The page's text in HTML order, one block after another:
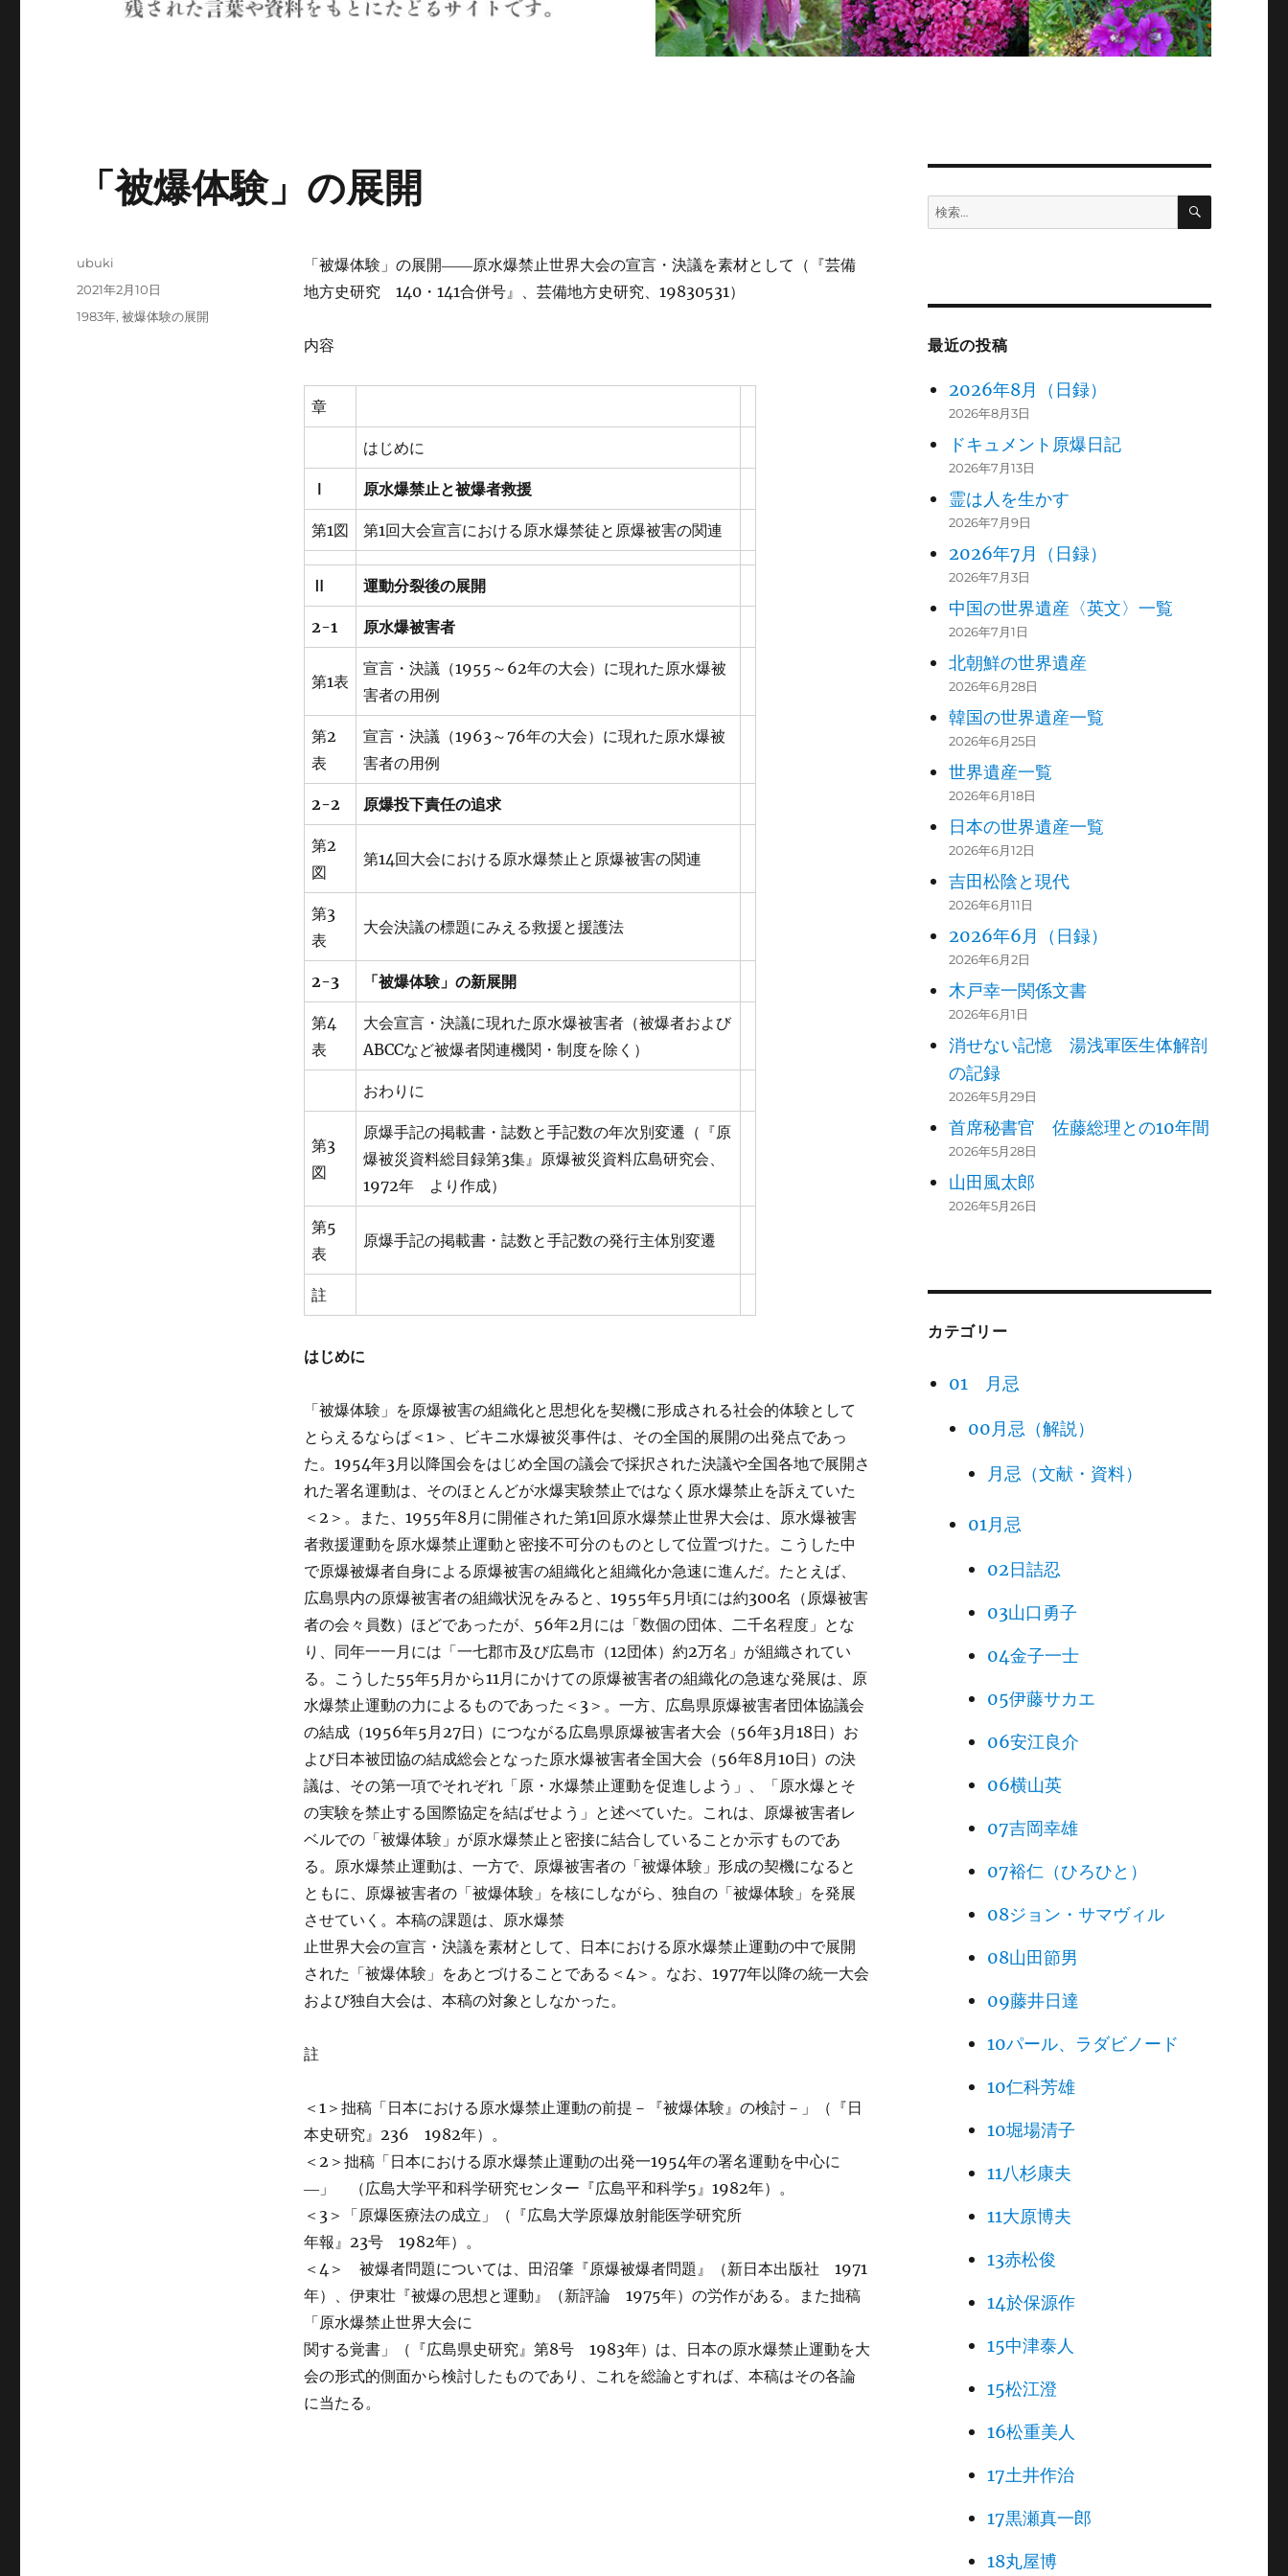
「被爆体験」の展開
「被爆体験」の展開――原水爆禁止世界大会の宣言・決議を素材として（『芸備
地方史研究 140・141合併号』、芸備地方史研究、19830531）
内容
章
はじめに
Ⅰ 原水爆禁止と被爆者救援
第1図 第1回大会宣言における原水爆禁徒と原爆被害の関連
Ⅱ 運動分裂後の展開
2-1 原水爆被害者
第1表
宣言・決議（1955～62年の大会）に現れた原水爆被
害者の用例
第2
表
宣言・決議（1963～76年の大会）に現れた原水爆被
害者の用例
2-2 原爆投下責任の追求
第2
図
第14回大会における原水爆禁止と原爆被害の関連
第3
表
大会決議の標題にみえる救援と援護法
2-3 「被爆体験」の新展開
第4
表
大会宣言・決議に現れた原水爆被害者（被爆者および
ABCCなど被爆者関連機関・制度を除く）
おわりに
第3
図
原爆手記の掲載書・誌数と手記数の年次別変遷（『原
爆被災資料総目録第3集』原爆被災資料広島研究会、
1972年 より作成）
第5
表
原爆手記の掲載書・誌数と手記数の発行主体別変遷
註
はじめに
「被爆体験」を原爆被害の組織化と思想化を契機に形成される社会的体験として
とらえるならば＜1＞、ビキニ水爆被災事件は、その全国的展開の出発点であっ
た。1954年3月以降国会をはじめ全国の議会で採択された決議や全国各地で展開さ
れた署名運動は、そのほとんどが水爆実験禁止ではなく原水爆禁止を訴えていた
＜2＞。また、1955年8月に開催された第1回原水爆禁止世界大会は、原水爆被害
者救援運動を原水爆禁止運動と密接不可分のものとして位置づけた。こうした中
で原爆被爆者自身による原爆被害の組織化と組織化か急速に進んだ。たとえば、
広島県内の原爆被害者の組織状況をみると、1955年5月頃には約300名（原爆被害
者の会々員数）ほどであったが、56年2月には「数個の団体、二千名程度」とな
り、同年一一月には「一七郡市及び広島市（12団体）約2万名」が組織されてい
る。こうした55年5月から11月にかけての原爆被害者の組織化の急速な発展は、原
水爆禁止運動の力によるものであった＜3＞。一方、広島県原爆被害者団体協議会
の結成（1956年5月27日）につながる広島県原爆被害者大会（56年3月18日）お
よび日本被団協の結成総会となった原水爆被害者全国大会（56年8月10日）の決
議は、その第一項でそれぞれ「原・水爆禁止運動を促進しよう」、「原水爆とそ
の実験を禁止する国際協定を結ばせよう」と述べていた。これは、原爆被害者レ
ベルでの「被爆体験」が原水爆禁止と密接に結合していることか示すものであ
る。原水爆禁止運動は、一方で、原爆被害者の「被爆体験」形成の契機になると
ともに、原爆被害者の「被爆体験」を核にしながら、独自の「被爆体験」を発展
させていく。本稿の課題は、原水爆禁
止世界大会の宣言・決議を素材として、日本における原水爆禁止運動の中で展開
された「被爆体験」をあとづけることである＜4＞。なお、1977年以降の統一大会
および独自大会は、本稿の対象としなかった。
註
＜1＞拙稿「日本における原水爆禁止運動の前提－『被爆体験』の検討－」（『日
本史研究』236 1982年）。
＜2＞拙稿「日本における原水爆禁止運動の出発一1954年の署名運動を中心に
―」 （広島大学平和科学研究センター『広島平和科学5』1982年）。
＜3＞「原爆医療法の成立」（『広島大学原爆放射能医学研究所
年報』23号 1982年）。
＜4＞ 被爆者問題については、田沼肇『原爆被爆者問題』（新日本出版社 1971
年）、伊東壮『被爆の思想と運動』（新評論 1975年）の労作がある。また拙稿
「原水爆禁止世界大会に
関する覚書」（『広島県史研究』第8号 1983年）は、日本の原水爆禁止運動を大
会の形式的側面から検討したものであり、これを総論とすれば、本稿はその各論
に当たる。
投
ubuki
投
2021年2月10日
カ
1983年,被爆体験の展開
検
索:
検
最近の投稿
2026年8月（日録）
2026年8月3日
ドキュメント原爆日記
2026年7月13日
霊は人を生かす
2026年7月9日
2026年7月（日録）
2026年7月3日
中国の世界遺産〈英文〉一覧
2026年7月1日
北朝鮮の世界遺産
2026年6月28日
韓国の世界遺産一覧
2026年6月25日
世界遺産一覧
2026年6月18日
日本の世界遺産一覧
2026年6月12日
吉田松陰と現代
2026年6月11日
2026年6月（日録）
2026年6月2日
木戸幸一関係文書
2026年6月1日
消せない記憶 湯浅軍医生体解剖
の記録
2026年5月29日
首席秘書官 佐藤総理との10年間
2026年5月28日
山田風太郎
2026年5月26日
カテゴリー
01 月忌
00月忌（解説）
月忌（文献・資料）
01月忌
02日詰忍
03山口勇子
04金子一士
05伊藤サカエ
06安江良介
06横山英
07吉岡幸雄
07裕仁（ひろひと）
08ジョン・サマヴィル
08山田節男
09藤井日達
10パール、ラダビノード
10仁科芳雄
10堀場清子
11八杉康夫
11大原博夫
13赤松俊
14於保源作
15中津泰人
15松江澄
16松重美人
17土井作治
17黒瀬真一郎
18丸屋博